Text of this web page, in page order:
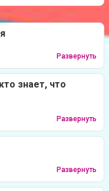
Развернуть
знает, что
Развернуть
Развернуть